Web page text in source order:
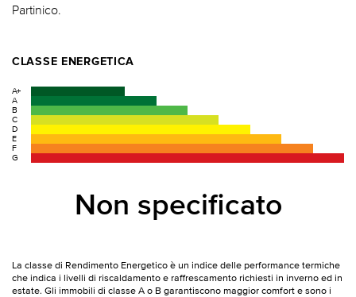
Partinico.
CLASSE ENERGETICA
A+
A
B
C
D
E
F
G
Non specificato
La classe di Rendimento Energetico è un indice delle performance termiche
che indica i livelli di riscaldamento e raffrescamento richiesti in inverno ed in
estate. Gli immobili di classe A o B garantiscono maggior comfort e sono i